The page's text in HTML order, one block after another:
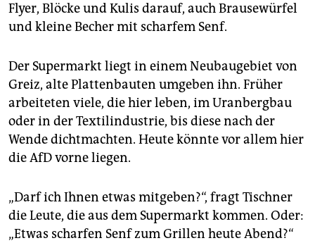
Flyer, Blöcke und Kulis darauf, auch Brausewürfel
und kleine Becher mit scharfem Senf.
Der Supermarkt liegt in einem Neubaugebiet von
Greiz, alte Plattenbauten umgeben ihn. Früher
arbeiteten viele, die hier leben, im Uranbergbau
oder in der Textilindustrie, bis diese nach der
Wende dichtmachten. Heute könnte vor allem hier
die AfD vorne liegen.
„Darf ich Ihnen etwas mitgeben?“, fragt Tischner
die Leute, die aus dem Supermarkt kommen. Oder:
„Etwas scharfen Senf zum Grillen heute Abend?“